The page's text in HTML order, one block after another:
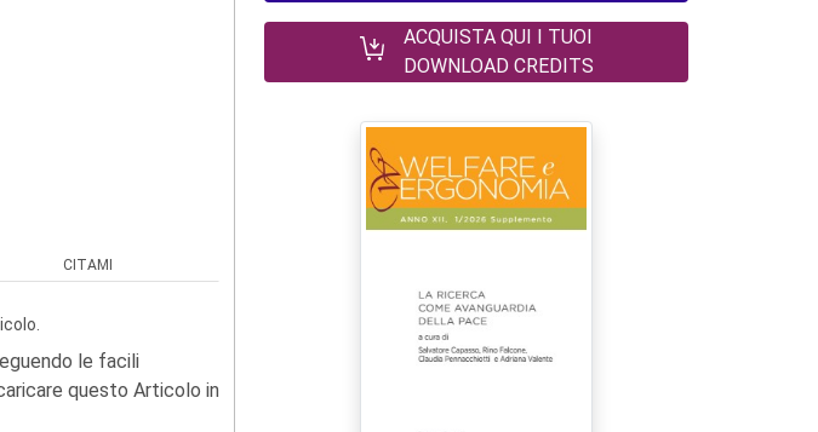
CITAMI
le facili
questo Articolo in
ACQUISTA QUI I TUOI
DOWNLOAD CREDITS